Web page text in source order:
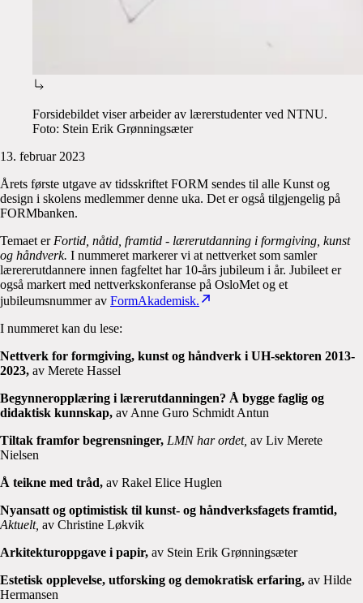
Forsidebildet viser arbeider av lærerstudenter ved NTNU.
Foto: Stein Erik Grønningsæter
13. februar 2023
Årets første utgave av tidsskriftet FORM sendes til alle Kunst og
design i skolens medlemmer denne uka. Det er også tilgjengelig på
FORMbanken.
Temaet er Fortid, nåtid, framtid - lærerutdanning i formgiving, kunst
og håndverk. I nummeret markerer vi at nettverket som samler
lærererutdannere innen fagfeltet har 10-års jubileum i år. Jubileet er
også markert med nettverkskonferanse på OsloMet og et
jubileumsnummer av FormAkademisk.
I nummeret kan du lese:
Nettverk for formgiving, kunst og håndverk i UH-sektoren 2013-
2023, av Merete Hassel
Begynneropplæring i lærerutdanningen? Å bygge faglig og
didaktisk kunnskap, av Anne Guro Schmidt Antun
Tiltak framfor begrensninger, LMN har ordet, av Liv Merete
Nielsen
Å teikne med tråd, av Rakel Elice Huglen
Nyansatt og optimistisk til kunst- og håndverksfagets framtid,
Aktuelt, av Christine Løkvik
Arkitekturoppgave i papir, av Stein Erik Grønningsæter
Estetisk opplevelse, utforsking og demokratisk erfaring, av Hilde
Hermansen